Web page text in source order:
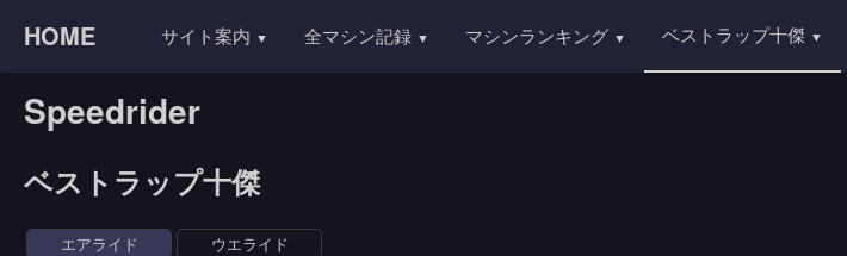
HOME サイト案内 全マシン記録 マシンランキング ベストラップ十傑
Speedrider
ベストラップ十傑
エアライド
ウエライド